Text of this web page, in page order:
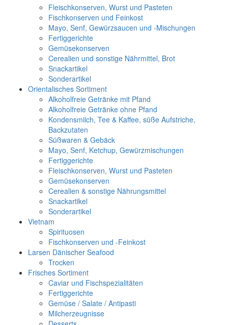
Fleischkonserven, Wurst und Pasteten
Fischkonserven und Feinkost
Mayo, Senf, Gewürzsaucen und -Mischungen
Fertiggerichte
Gemüsekonserven
Cerealien und sonstige Nährmittel, Brot
Snackartikel
Sonderartikel
Orientalisches Sortiment
Alkoholfreie Getränke mit Pfand
Alkoholfreie Getränke ohne Pfand
Kondensmilch, Tee & Kaffee, süße Aufstriche,
Backzutaten
Süßwaren & Gebäck
Mayo, Senf, Ketchup, Gewürzmischungen
Fertiggerichte
Fleischkonserven, Wurst und Pasteten
Gemüsekonserven
Cerealien & sonstige Nährungsmittel
Snackartikel
Sonderartikel
Vietnam
Spirituosen
Fischkonserven und -Feinkost
Larsen Dänischer Seafood
Trocken
Frisches Sortiment
Caviar und Fischspezialitäten
Fertiggerichte
Gemüse / Salate / Antipasti
Milcherzeugnisse